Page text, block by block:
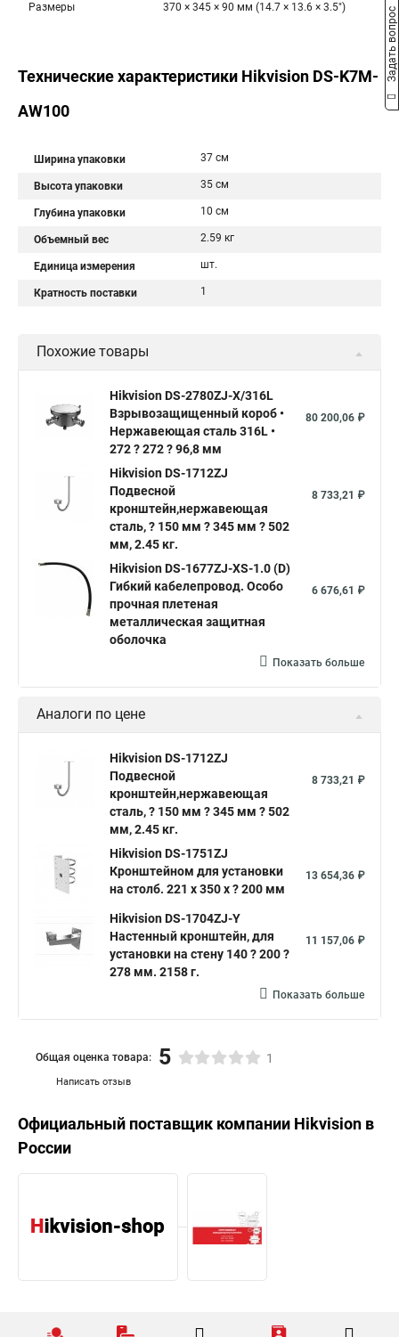
Размеры 370 × 345 × 90 мм (14.7 × 13.6 × 3.5″)
Технические характеристики Hikvision DS-K7M-
AW100
Ширина упаковки 37 см
Высота упаковки 35 см
Глубина упаковки 10 см
Объемный вес 2.59 кг
Единица измерения шт.
Кратность поставки 1
Похожие товары
Hikvision DS-2780ZJ-X/316L
Взрывозащищенный короб •
Нержавеющая сталь 316L •
272 ? 272 ? 96,8 мм
80 200,06 ₽
Hikvision DS-1712ZJ
Подвесной
кронштейн,нержавеющая
сталь, ? 150 мм ? 345 мм ? 502
мм, 2.45 кг.
8 733,21 ₽
Hikvision DS-1677ZJ-XS-1.0 (D)
Гибкий кабелепровод. Особо
прочная плетеная
металлическая защитная
оболочка
6 676,61 ₽
Показать больше
Аналоги по цене
Hikvision DS-1712ZJ
Подвесной
кронштейн,нержавеющая
сталь, ? 150 мм ? 345 мм ? 502
мм, 2.45 кг.
8 733,21 ₽
Hikvision DS-1751ZJ
Кронштейном для установки
на столб. 221 х 350 х ? 200 мм
13 654,36 ₽
Hikvision DS-1704ZJ-Y
Настенный кронштейн, для
установки на стену 140 ? 200 ?
278 мм. 2158 г.
11 157,06 ₽
Показать больше
Написать отзыв
Общая оценка товара: 5 1
Официальный поставщик компании Hikvision в
России
Задать вопрос